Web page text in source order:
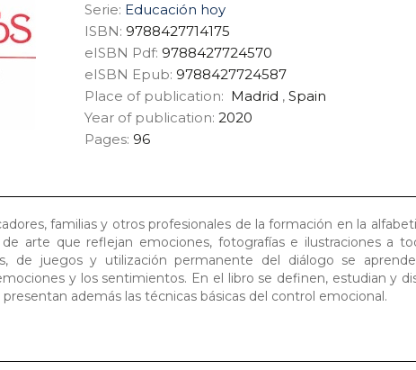
Serie: Educación hoy
ISBN: 9788427714175
eISBN Pdf: 9788427724570
eISBN Epub: 9788427724587
Place of publication: Madrid , Spain
Year of publication: 2020
Pages: 96
familias y otros profesionales de la formación en la
arte que reflejan emociones, fotografías e ilustraciones a
de juegos y utilización permanente del diálogo se
y los sentimientos. En el libro se definen, estudian y
además las técnicas básicas del control emocional.